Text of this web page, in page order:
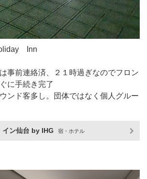
Inn
事前連絡済、２１時過ぎなのでフロン
に手続き完了
ンド客多し。団体ではなく個人グルー
イン仙台 by IHG 宿・ホテル